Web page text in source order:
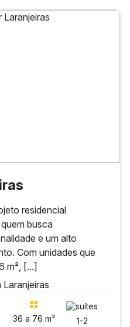
residencial
busca
e um alto
Com unidades que
m², [...]
36 a 76 m² 1-2